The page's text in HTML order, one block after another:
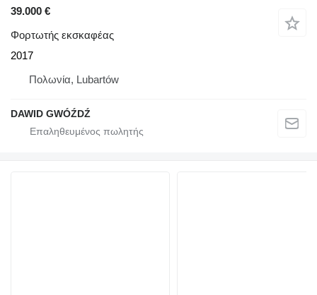
39.000 €
Φορτωτής εκσκαφέας
2017
Πολωνία, Lubartów
DAWID GWÓŹDŹ